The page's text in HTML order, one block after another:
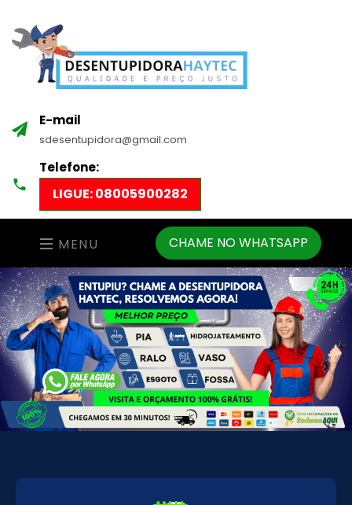
E-mail
sdesentupidora@gmail.com
Telefone:
LIGUE: 08005900282
MENU CHAME NO WHATSAPP